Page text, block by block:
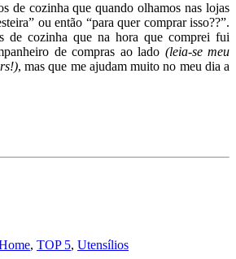
de cozinha que quando olhamos nas lojas
ou então “para quer comprar isso??”.
de cozinha que na hora que comprei fui
de compras ao lado (leia-se meu
, mas que me ajudam muito no meu dia a
, TOP 5, Utensílios